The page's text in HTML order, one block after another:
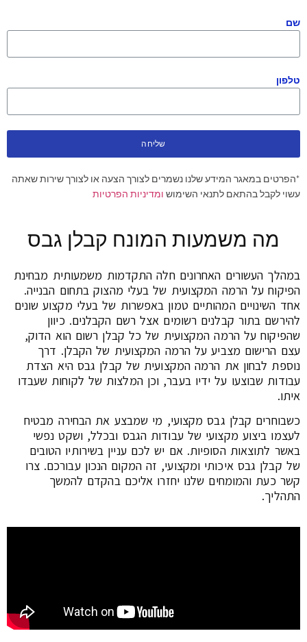
שם
טלפון
שליחה
*הפרטים במאגר המידע שלנו נשמרים לצורך הצעה או לצורך שירות שאתה
עשוי לקבל בהתאם לתנאי השימוש ומדיניות הפרטיות
מה משמעות המונח קבלן גבס
במהלך העשורים האחרונים חלה התקדמות משמעותית מבחינת
הפיקוח על הרמה המקצועית של בעלי מהצוק בתחום הבנייה.
אחד השינויים המהותיים טמון באפשרות של בעלי מקצוע שונים
להירשם בתור קבלנים רשומים אצל רשם הקבלנים. כיוון
שהפיקוח על הרמה המקצועית של כל קבלן רשום הוא הדוק,
עצם הרישום מצביע על הרמה המקצועית של הקבלן. דרך
נוספת לבחון את הרמה המקצועית של קבלן גבס היא הצדת
עבודות שבוצעו על ידיו בעבר, וכן המלצות של לקוחות שעבדו
איתו.
כשבוחרים קבלן גבס מקצועי, מי שמבצע את הבחירה מבטיח
לעצמו ביצוע מקצועי של עבודות הגבס ובכלל, ושקט נפשי
באשר לתוצאות הסופיות. אם יש לכם עניין בשירותיו הטובים
של קבלן גבס איכותי ומקצועי, זה המקום הנכון עבורכם. צרו
קשר כעת והמומחים שלנו יחזרו אליכם בהקדם להמשך
התהליך.